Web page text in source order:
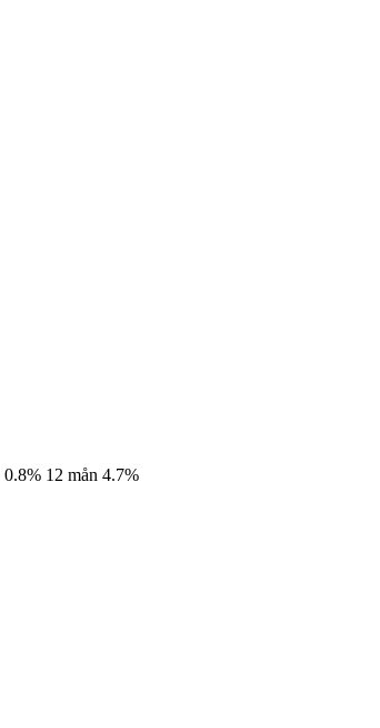
0.8% 12 mån 4.7%